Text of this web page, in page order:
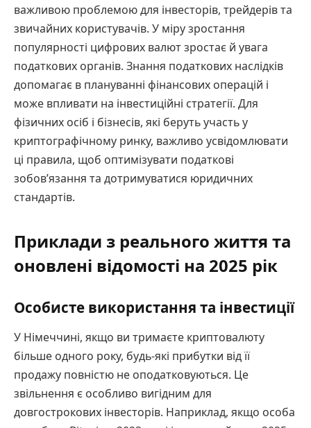
важливою проблемою для інвесторів, трейдерів та
звичайних користувачів. У міру зростання
популярності цифрових валют зростає й увага
податкових органів. Знання податкових наслідків
допомагає в плануванні фінансових операцій і
може впливати на інвестиційні стратегії. Для
фізичних осіб і бізнесів, які беруть участь у
криптографічному ринку, важливо усвідомлювати
ці правила, щоб оптимізувати податкові
зобов’язання та дотримуватися юридичних
стандартів.
Приклади з реального життя та
оновлені відомості на 2025 рік
Особисте використання та інвестиції
У Німеччині, якщо ви тримаєте криптовалюту
більше одного року, будь-які прибутки від її
продажу повністю не оподатковуються. Це
звільнення є особливо вигідним для
довгострокових інвесторів. Наприклад, якщо особа